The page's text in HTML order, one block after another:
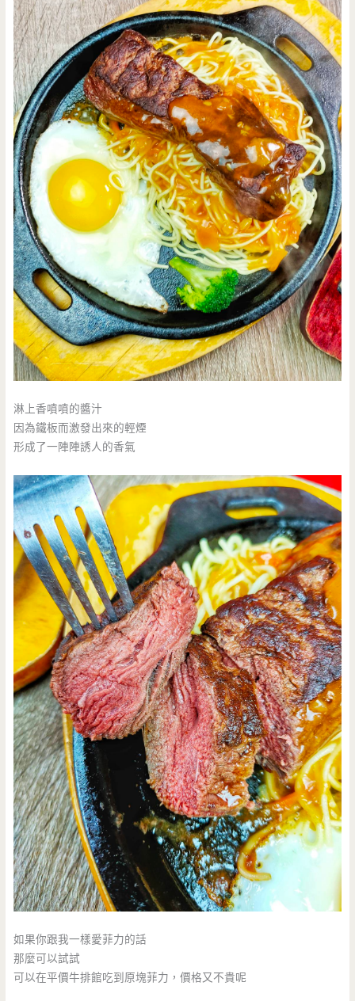
淋上香噴噴的醬汁
因為鐵板而激發出來的輕煙
形成了一陣陣誘人的香氣
如果你跟我一樣愛菲力的話
那麼可以試試
可以在平價牛排館吃到原塊菲力，價格又不貴呢